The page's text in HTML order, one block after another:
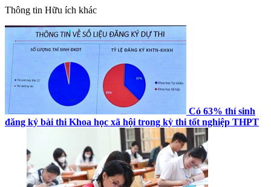
Thông tin Hữu ích khác
Có 63% thí sinh
đăng ký bài thi Khoa học xã hội trong kỳ thi tốt nghiệp THPT